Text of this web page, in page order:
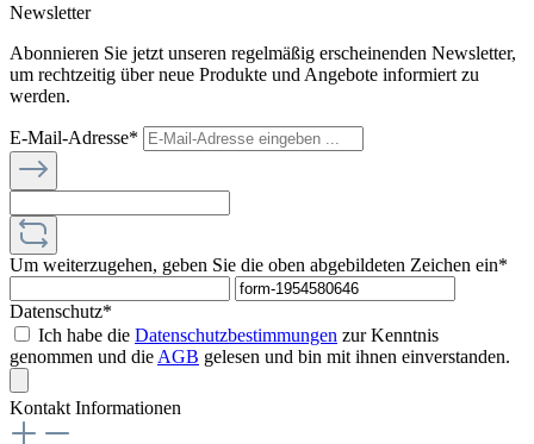
Newsletter
Abonnieren Sie jetzt unseren regelmäßig erscheinenden Newsletter,
um rechtzeitig über neue Produkte und Angebote informiert zu
werden.
E-Mail-Adresse*
Um weiterzugehen, geben Sie die oben abgebildeten Zeichen ein*
Datenschutz*
Ich habe die Datenschutzbestimmungen zur Kenntnis
genommen und die AGB gelesen und bin mit ihnen einverstanden.
Kontakt Informationen